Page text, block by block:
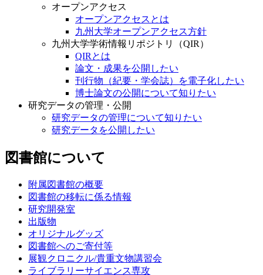
オープンアクセス
オープンアクセスとは
九州大学オープンアクセス方針
九州大学学術情報リポジトリ（QIR）
QIRとは
論文・成果を公開したい
刊行物（紀要・学会誌）を電子化したい
博士論文の公開について知りたい
研究データの管理・公開
研究データの管理について知りたい
研究データを公開したい
図書館について
附属図書館の概要
図書館の移転に係る情報
研究開発室
出版物
オリジナルグッズ
図書館へのご寄付等
展観クロニクル/貴重文物講習会
ライブラリーサイエンス専攻